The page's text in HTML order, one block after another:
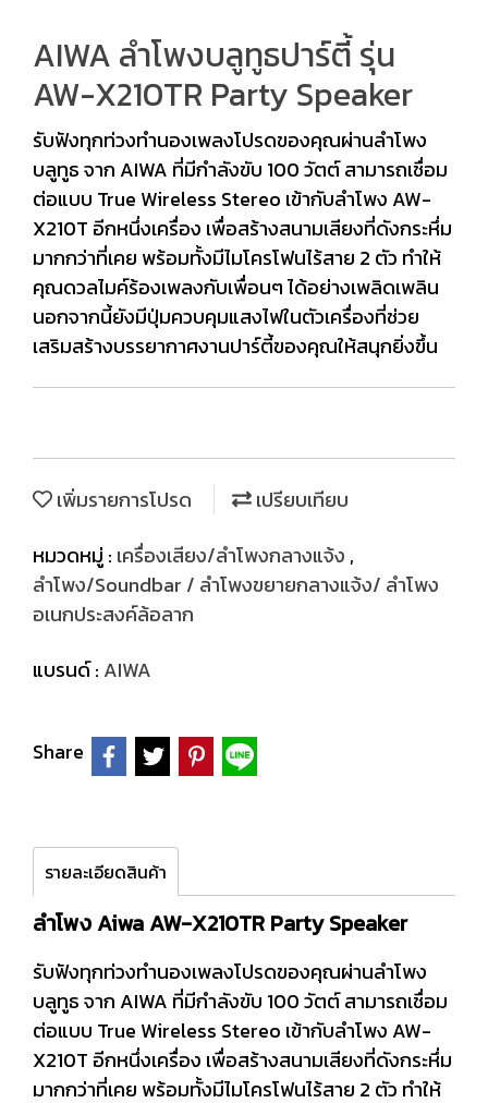
AIWA ลำโพงบลูทูธปาร์ตี้ รุ่น
AW-X210TR Party Speaker
รับฟังทุกท่วงทำนองเพลงโปรดของคุณผ่านลำโพง
บลูทูธ จาก AIWA ที่มีกำลังขับ 100 วัตต์ สามารถเชื่อม
ต่อแบบ True Wireless Stereo เข้ากับลำโพง AW-
X210T อีกหนึ่งเครื่อง เพื่อสร้างสนามเสียงที่ดังกระหึ่ม
มากกว่าที่เคย พร้อมทั้งมีไมโครโฟนไร้สาย 2 ตัว ทำให้
คุณดวลไมค์ร้องเพลงกับเพื่อนๆ ได้อย่างเพลิดเพลิน
นอกจากนี้ยังมีปุ่มควบคุมแสงไฟในตัวเครื่องที่ช่วย
เสริมสร้างบรรยากาศงานปาร์ตี้ของคุณให้สนุกยิ่งขึ้น
เพิ่มรายการโปรด
เปรียบเทียบ
หมวดหมู่ : เครื่องเสียง/ลำโพงกลางแจ้ง ,
ลำโพง/Soundbar / ลำโพงขยายกลางแจ้ง/ ลำโพง
อเนกประสงค์ล้อลาก
แบรนด์ : AIWA
Share
รายละเอียดสินค้า
ลำโพง Aiwa AW-X210TR Party Speaker
รับฟังทุกท่วงทำนองเพลงโปรดของคุณผ่านลำโพง
บลูทูธ จาก AIWA ที่มีกำลังขับ 100 วัตต์ สามารถเชื่อม
ต่อแบบ True Wireless Stereo เข้ากับลำโพง AW-
X210T อีกหนึ่งเครื่อง เพื่อสร้างสนามเสียงที่ดังกระหึ่ม
มากกว่าที่เคย พร้อมทั้งมีไมโครโฟนไร้สาย 2 ตัว ทำให้